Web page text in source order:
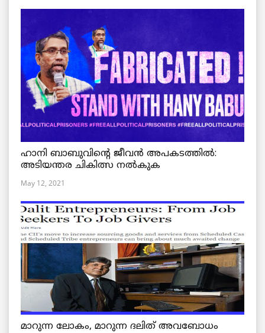
ഹാനി ബാബുവിന്റെ ജീവൻ അപകടത്തിൽ:
അടിയന്തര ചികിത്സ നൽകുക
May 12, 2021
മാറുന്ന ലോകം, മാറുന്ന ദലിത് അവബോധം